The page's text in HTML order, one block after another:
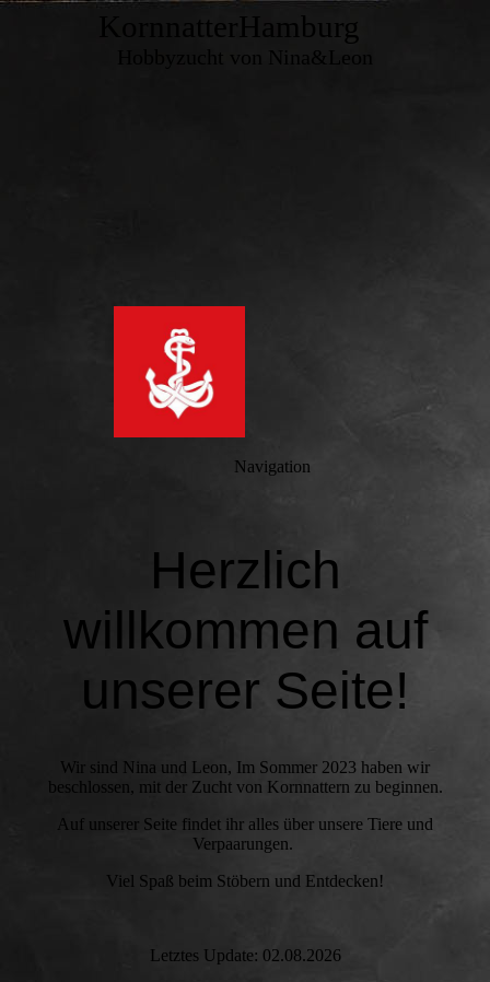
KornnatterHamburg
Hobbyzucht von Nina&Leon
Navigation
Herzlich
willkommen auf
unserer Seite!
Wir sind Nina und Leon, Im Sommer 2023 haben wir
beschlossen, mit der Zucht von Kornnattern zu beginnen.
Auf unserer Seite findet ihr alles über unsere Tiere und
Verpaarungen.
Viel Spaß beim Stöbern und Entdecken!
Letztes Update: 02.08.2026